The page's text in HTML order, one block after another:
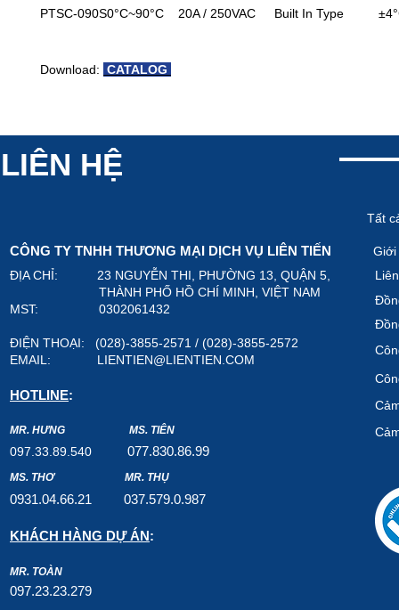
PTSC-090S0°C~90°C 20A / 250VAC Built In Type
Download: CATALOG
LIÊN HỆ
CÔNG TY TNHH THƯƠNG MẠI DỊCH VỤ LIÊN TIẾN
ĐỊA CHỈ: 23 NGUYỄN THI, PHƯỜNG 13, QUẬN 5,
THÀNH PHỐ HỒ CHÍ MINH, VIỆT NAM
MST: 0302061432
ĐIỆN THOẠI: (028)-3855-2571 / (028)-3855-2572
EMAIL: LIENTIEN@LIENTIEN.COM
HOTLINE:
MR. HƯNG MS. TIÊN
097.33.89.540 077.830.86.99
MS. THƠ MR. THỤ
0931.04.66.21 037.579.0.987
KHÁCH HÀNG DỰ ÁN:
MR. TOÀN
097.23.23.279
Tất
Giới